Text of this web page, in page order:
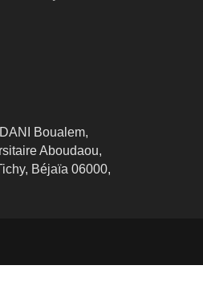
Boualem,
Aboudaou,
Béjaïa 06000,